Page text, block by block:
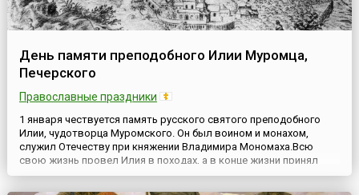
День памяти преподобного Илии Муромца,
Печерского
Православные праздники
1 января чествуется память русского святого преподобного
Илии, чудотворца Муромского. Он был воином и монахом,
служил Отечеству при княжении Владимира Мономаха.Всю
свою жизнь провел Илия в походах, а в конце жизни принял
монашеский постриг и затворился в Киево-Печерской лавре.